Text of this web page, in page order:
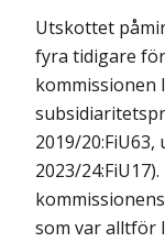
Utskottet
fyra tidigare
kommissionen
2019/20:FiU63,
2023/
som var alltför